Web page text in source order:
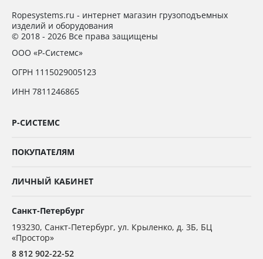
Ropesystems.ru - интернет магазин грузоподъемных
изделий и оборудования
© 2018 - 2026 Все права защищены
ООО «Р-Системс»
ОГРН 1115029005123
ИНН 7811246865
Р-СИСТЕМС
ПОКУПАТЕЛЯМ
ЛИЧНЫЙ КАБИНЕТ
Санкт-Петербург
193230, Санкт-Петербург, ул. Крыленко, д. 3Б, БЦ
«Простор»
8 812 902-22-52